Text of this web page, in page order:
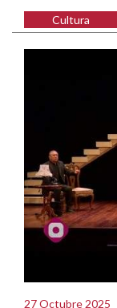
Cultura
27 Octubre 2025